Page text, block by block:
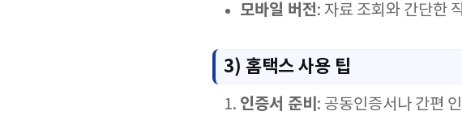
모바일 버전: 자료 조회와 간단한
3) 홈택스 사용 팁
인증서 준비 : 공동인증서나 간편